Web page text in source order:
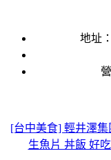
地址：
[台中美食] 輕井澤
生魚片 丼飯 好